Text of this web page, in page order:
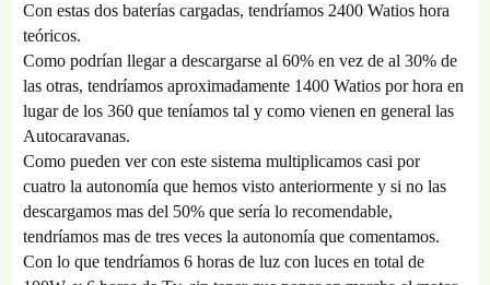
Con estas dos baterías cargadas, tendríamos 2400 Watios hora
teóricos.
Como podrían llegar a descargarse al 60% en vez de al 30% de
las otras, tendríamos aproximadamente 1400 Watios por hora en
lugar de los 360 que teníamos tal y como vienen en general las
Autocaravanas.
Como pueden ver con este sistema multiplicamos casi por
cuatro la autonomía que hemos visto anteriormente y si no las
descargamos mas del 50% que sería lo recomendable,
tendríamos mas de tres veces la autonomía que comentamos.
Con lo que tendríamos 6 horas de luz con luces en total de